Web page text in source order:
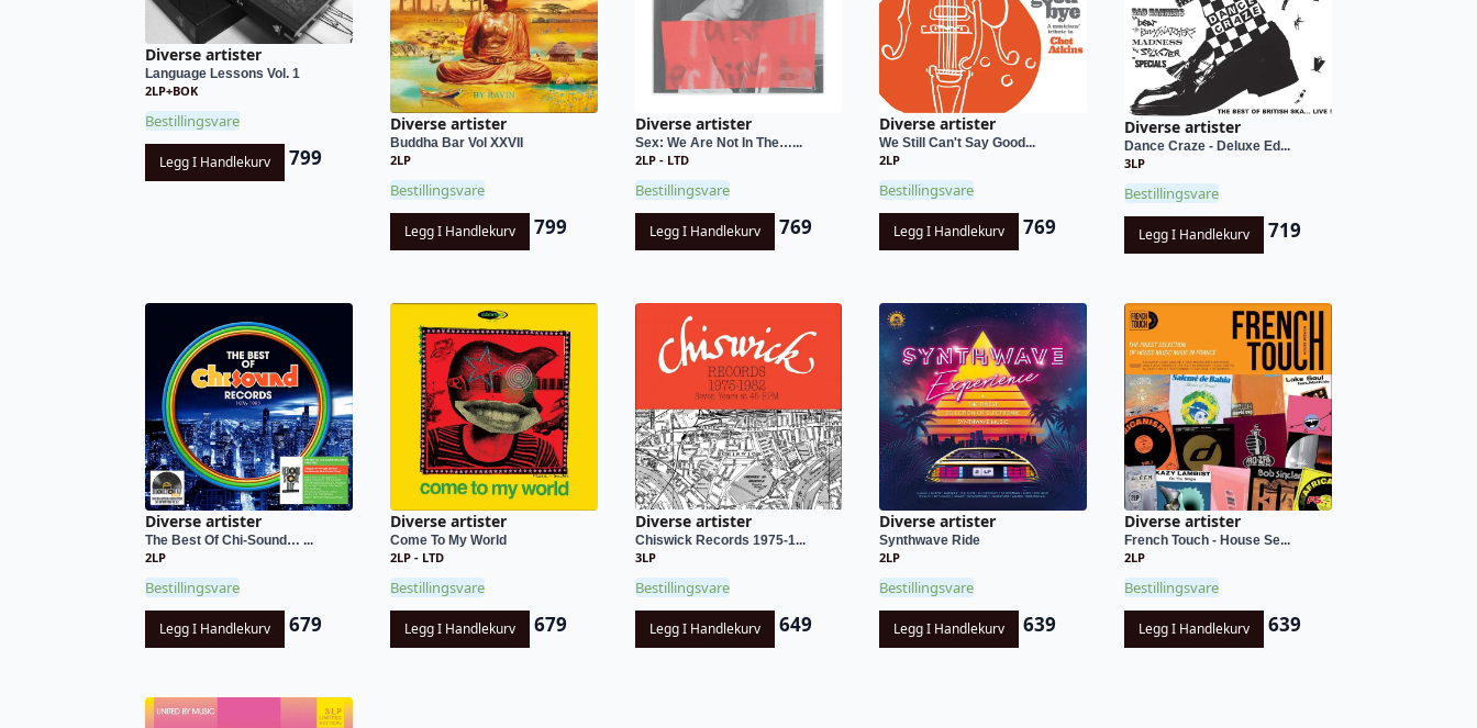
Diverse artister
Language Lessons Vol. 1
2LP+BOK
Bestillingsvare
Legg I Handlekurv 799
Diverse artister
Buddha Bar Vol XXVII
2LP
Bestillingsvare
Legg I Handlekurv 799
Diverse artister
Sex: We Are Not In The…...
2LP - LTD
Bestillingsvare
Legg I Handlekurv 769
Diverse artister
We Still Can't Say Good...
2LP
Bestillingsvare
Legg I Handlekurv 769
Diverse artister
Dance Craze - Deluxe Ed...
3LP
Bestillingsvare
Legg I Handlekurv 719
Diverse artister
The Best Of Chi-Sound… ...
2LP
Bestillingsvare
Legg I Handlekurv 679
Diverse artister
Come To My World
2LP - LTD
Bestillingsvare
Legg I Handlekurv 679
Diverse artister
Chiswick Records 1975-1...
3LP
Bestillingsvare
Legg I Handlekurv 649
Diverse artister
Synthwave Ride
2LP
Bestillingsvare
Legg I Handlekurv 639
Diverse artister
French Touch - House Se...
2LP
Bestillingsvare
Legg I Handlekurv 639